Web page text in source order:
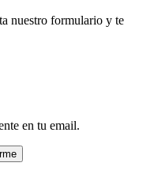
nuestro formulario y te
en tu email.